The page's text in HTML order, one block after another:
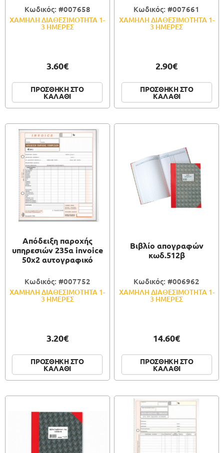
Κωδικός: #007658
ΧΑΜΗΛΗ ΔΙΑΘΕΣΙΜΟΤΗΤΑ 1-
3 ΗΜΕΡΕΣ
3.60€
ΠΡΟΣΘΗΚΗ ΣΤΟ
ΚΑΛΑΘΙ
Κωδικός: #007661
ΧΑΜΗΛΗ ΔΙΑΘΕΣΙΜΟΤΗΤΑ 1-
3 ΗΜΕΡΕΣ
2.90€
ΠΡΟΣΘΗΚΗ ΣΤΟ
ΚΑΛΑΘΙ
Απόδειξη παροχής
υπηρεσιών 235α invoice
50x2 αυτογραφικό
Κωδικός: #007752
ΧΑΜΗΛΗ ΔΙΑΘΕΣΙΜΟΤΗΤΑ 1-
3 ΗΜΕΡΕΣ
3.20€
ΠΡΟΣΘΗΚΗ ΣΤΟ
ΚΑΛΑΘΙ
Βιβλίο απογραφών
κωδ.512β
Κωδικός: #006962
ΧΑΜΗΛΗ ΔΙΑΘΕΣΙΜΟΤΗΤΑ 1-
3 ΗΜΕΡΕΣ
14.60€
ΠΡΟΣΘΗΚΗ ΣΤΟ
ΚΑΛΑΘΙ